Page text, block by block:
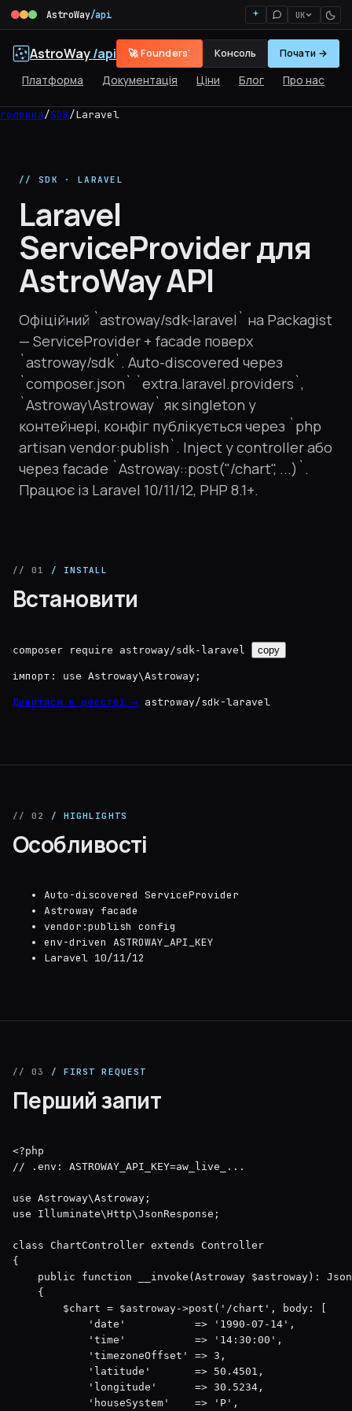
AstroWay/api UK
AstroWay/api
Платформа Документація Ціни Блог Про нас
🚀 Founders' Консоль Почати →
головна/SDK/Laravel
// SDK · LARAVEL
Laravel
ServiceProvider для
AstroWay API
Офіційний `astroway/sdk-laravel` на Packagist
— ServiceProvider + facade поверх
`astroway/sdk`. Auto-discovered через
`composer.json` `extra.laravel.providers`,
`Astroway\Astroway` як singleton у
контейнері, конфіг публікується через `php
artisan vendor:publish`. Inject у controller або
через facade `Astroway::post("/chart", ...)`.
Працює із Laravel 10/11/12, PHP 8.1+.
// 01 / INSTALL
Встановити
composer require astroway/sdk-laravel copy
імпорт: use Astroway\Astroway;
Дивитися в реєстрі → astroway/sdk-laravel
// 02 / HIGHLIGHTS
Особливості
Auto-discovered ServiceProvider
Astroway facade
vendor:publish config
env-driven ASTROWAY_API_KEY
Laravel 10/11/12
// 03 / FIRST REQUEST
Перший запит
<?php
// .env: ASTROWAY_API_KEY=aw_live_...
use Astroway\Astroway;
use Illuminate\Http\JsonResponse;
class ChartController extends Controller
{
public function __invoke(Astroway $astroway):
    {
        $chart = $astroway->post('/chart', body: [
            'date'           => '1990-07-14',
            'time'           => '14:30:00',
            'timezoneOffset' => 3,
            'latitude'       => 50.4501,
            'longitude'      => 30.5234,
            'houseSystem'    => 'P',